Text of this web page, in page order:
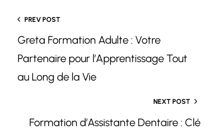
PREV POST
Greta Formation Adulte : Votre
Partenaire pour l’Apprentissage Tout
au Long de la Vie
NEXT POST
Formation d’Assistante Dentaire : Clé